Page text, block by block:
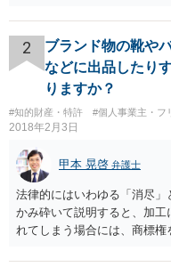
あります。 なお、仮に日本
約が有効かどうかは、ライ
権、特許権など）や契約の
いずれにせよ具体的事情が
れますので、弁護士に直接
2
ブランド物の靴や
などに出品したり
りますか？
#知的財産・特許 #個人事業主・フ
2018年2月3日
甲本 晃啓 弁護士
法律的にはいわゆる「消尽
かみ砕いて説明すると、加工
れてしまう場合には、商標
ための加工（一般にいう修